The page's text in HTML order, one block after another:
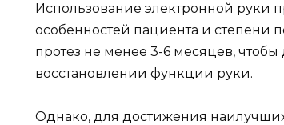
Использование электронной руки
особенностей пациента и степени
протез не менее 3-6 месяцев, чтобы
восстановлении функции руки.
Однако, для достижения наилучших